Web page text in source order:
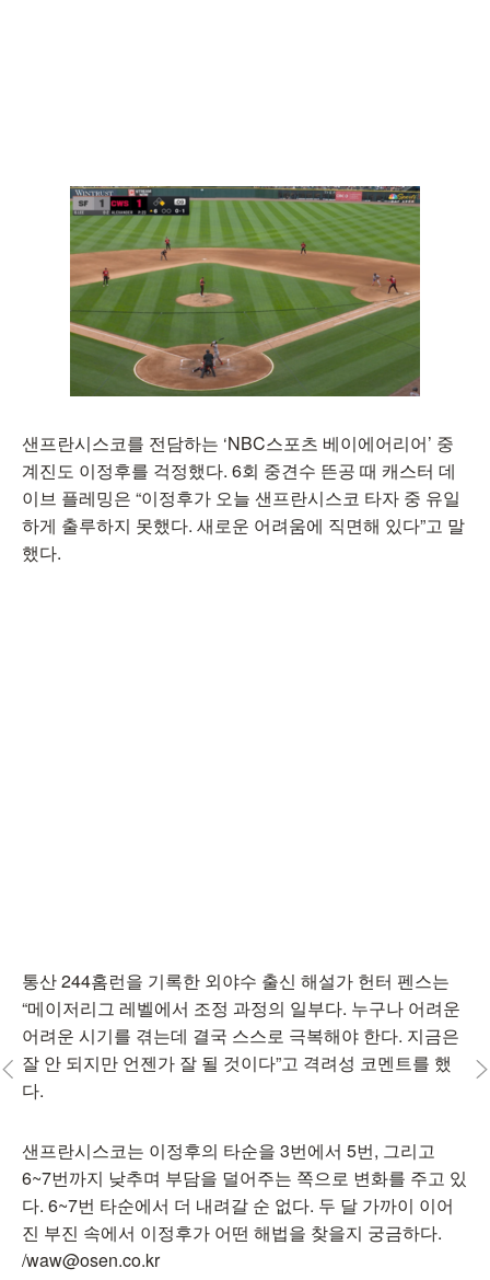
샌프란시스코를 전담하는 ‘NBC스포츠 베이에어리어’ 중
계진도 이정후를 걱정했다. 6회 중견수 뜬공 때 캐스터 데
이브 플레밍은 “이정후가 오늘 샌프란시스코 타자 중 유일
하게 출루하지 못했다. 새로운 어려움에 직면해 있다”고 말
했다.
통산 244홈런을 기록한 외야수 출신 해설가 헌터 펜스는
“메이저리그 레벨에서 조정 과정의 일부다. 누구나 어려운
어려운 시기를 겪는데 결국 스스로 극복해야 한다. 지금은
잘 안 되지만 언젠가 잘 될 것이다”고 격려성 코멘트를 했
다.
샌프란시스코는 이정후의 타순을 3번에서 5번, 그리고
6~7번까지 낮추며 부담을 덜어주는 쪽으로 변화를 주고 있
다. 6~7번 타순에서 더 내려갈 순 없다. 두 달 가까이 이어
진 부진 속에서 이정후가 어떤 해법을 찾을지 궁금하다.
/waw@osen.co.kr